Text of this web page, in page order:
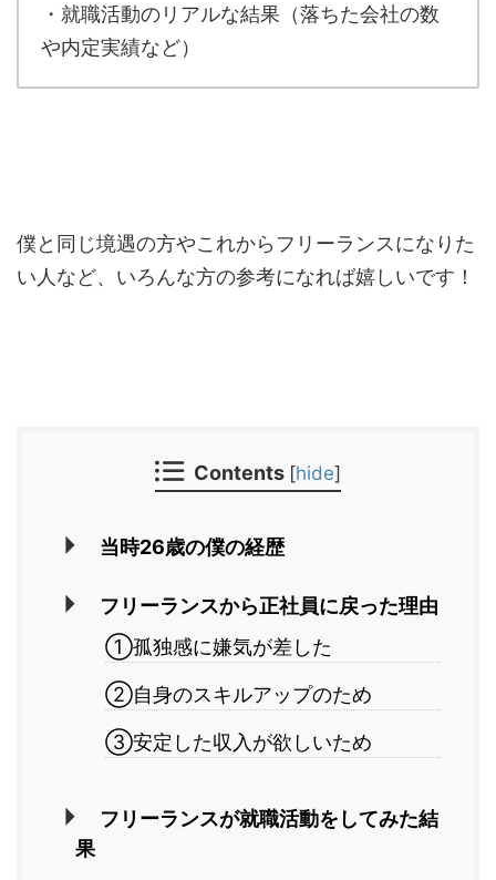
・就職活動のリアルな結果（落ちた会社の数
や内定実績など）
僕と同じ境遇の方やこれからフリーランスになりた
い人など、いろんな方の参考になれば嬉しいです！
Contents [hide]
当時26歳の僕の経歴
フリーランスから正社員に戻った理由
①孤独感に嫌気が差した
②自身のスキルアップのため
③安定した収入が欲しいため
フリーランスが就職活動をしてみた結
果